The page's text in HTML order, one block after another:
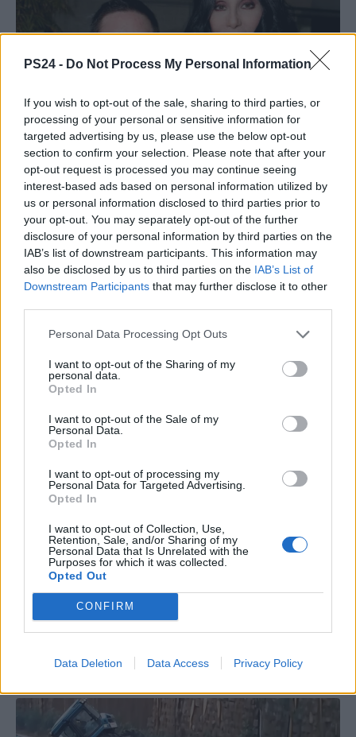
PS24 - Do Not Process My Personal Information
If you wish to opt-out of the sale, sharing to third parties, or
processing of your personal or sensitive information for
targeted advertising by us, please use the below opt-out
section to confirm your selection. Please note that after your
opt-out request is processed you may continue seeing
interest-based ads based on personal information utilized by
us or personal information disclosed to third parties prior to
your opt-out. You may separately opt-out of the further
disclosure of your personal information by third parties on the
IAB’s list of downstream participants. This information may
also be disclosed by us to third parties on the IAB’s List of
Downstream Participants that may further disclose it to other
Personal Data Processing Opt Outs
I want to opt-out of the Sharing of my
personal data.
Opted In
I want to opt-out of the Sale of my
Personal Data.
Opted In
I want to opt-out of processing my
Personal Data for Targeted Advertising.
Opted In
I want to opt-out of Collection, Use,
Retention, Sale, and/or Sharing of my
Personal Data that Is Unrelated with the
Purposes for which it was collected.
Opted Out
CONFIRM
Data Deletion Data Access Privacy Policy